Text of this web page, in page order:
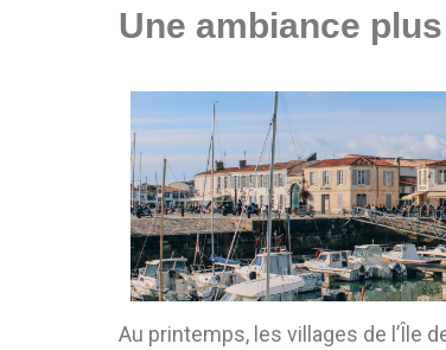
Une ambiance
Au printemps, les villages de l’Île